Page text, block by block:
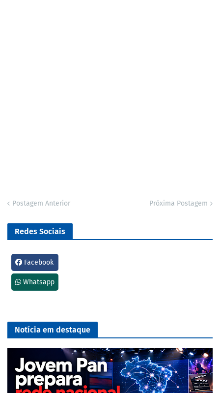
Postagem Anterior Próxima Postagem
Redes Sociais
Facebook
Whatsapp
Notícia em destaque